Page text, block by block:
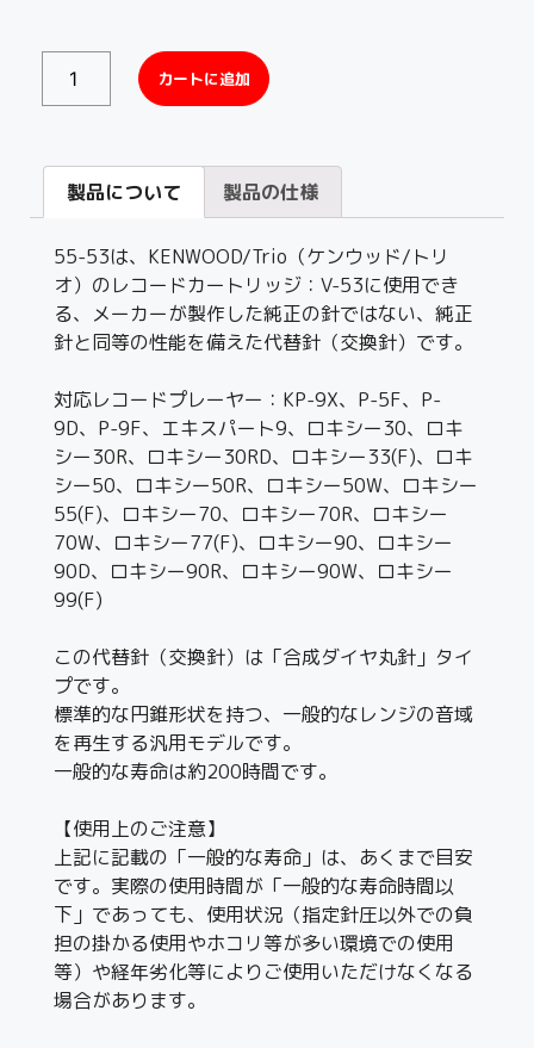
カートに追加
製品について 製品の仕様
55-53は、KENWOOD/Trio（ケンウッド/トリ
オ）のレコードカートリッジ：V-53に使用でき
る、メーカーが製作した純正の針ではない、純正
針と同等の性能を備えた代替針（交換針）です。
対応レコードプレーヤー：KP-9X、P-5F、P-
9D、P-9F、エキスパート9、ロキシー30、ロキ
シー30R、ロキシー30RD、ロキシー33(F)、ロキ
シー50、ロキシー50R、ロキシー50W、ロキシー
55(F)、ロキシー70、ロキシー70R、ロキシー
70W、ロキシー77(F)、ロキシー90、ロキシー
90D、ロキシー90R、ロキシー90W、ロキシー
99(F)
この代替針（交換針）は「合成ダイヤ丸針」タイ
プです。
標準的な円錐形状を持つ、一般的なレンジの音域
を再生する汎用モデルです。
一般的な寿命は約200時間です。
【使用上のご注意】
上記に記載の「一般的な寿命」は、あくまで目安
です。実際の使用時間が「一般的な寿命時間以
下」であっても、使用状況（指定針圧以外での負
担の掛かる使用やホコリ等が多い環境での使用
等）や経年劣化等によりご使用いただけなくなる
場合があります。